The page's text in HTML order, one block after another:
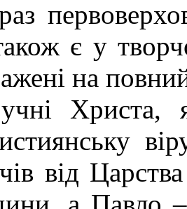
є у
на
Христа,
від